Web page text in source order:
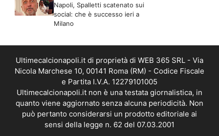
Napoli, Spalletti scatenato sui
social: che è successo ieri a
Milano
Ultimecalcionapoli.it di proprietà di WEB 365 SRL - Via
Nicola Marchese 10, 00141 Roma (RM) - Codice Fiscale
e Partita I.V.A. 12279101005
Ultimecalcionapoli.it non è una testata giornalistica, in
quanto viene aggiornato senza alcuna periodicità. Non
può pertanto considerarsi un prodotto editoriale ai
sensi della legge n. 62 del 07.03.2001